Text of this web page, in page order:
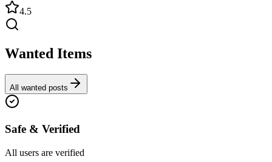
4.5
Wanted Items
All wanted posts
Safe & Verified
All users are verified